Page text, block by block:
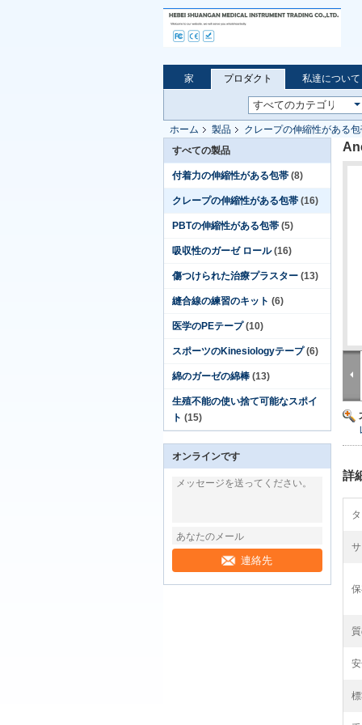
家 プロダクト 私達について
ホーム 製品 クレープの伸縮性がある
すべての製品
付着力の伸縮性がある包帯 (8)
クレープの伸縮性がある包帯 (16)
PBTの伸縮性がある包帯 (5)
吸収性のガーゼ ロール (16)
傷つけられた治療プラスター (13)
縫合線の練習のキット (6)
医学のPEテープ (10)
スポーツのKinesiologyテープ (6)
綿のガーゼの綿棒 (13)
生殖不能の使い捨て可能なスポイ
ト (15)
オンラインです
連絡先
詳